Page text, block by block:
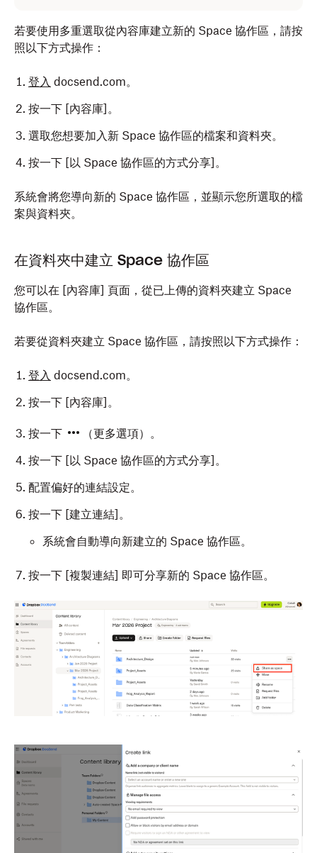
若要使用多重選取從內容庫建立新的 Space 協作區，請按
照以下方式操作：
登入 docsend.com。
按一下 [內容庫] 。
選取您想要加入新 Space 協作區的檔案和資料夾。
按一下 [以 Space 協作區的方式分享] 。
系統會將您導向新的 Space 協作區，並顯示您所選取的檔
案與資料夾。
在資料夾中建立 Space 協作區
您可以在 [內容庫] 頁面，從已上傳的資料夾建立 Space
協作區。
若要從資料夾建立 Space 協作區，請按照以下方式操作：
登入 docsend.com。
按一下 [內容庫] 。
按一下
（更多選項）。
按一下 [以 Space 協作區的方式分享]。
配置偏好的連結設定。
按一下 [建立連結] 。
系統會自動導向新建立的 Space 協作區。
按一下 [複製連結] 即可分享新的 Space 協作區。